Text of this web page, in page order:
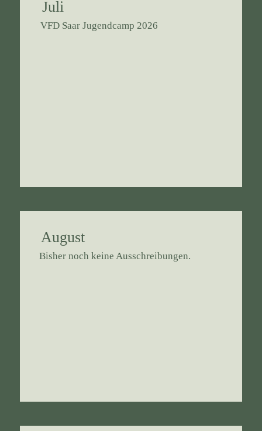
August
Juli
Bisher noch keine Ausschreibungen.
VFD Saar Jugendcamp 2026